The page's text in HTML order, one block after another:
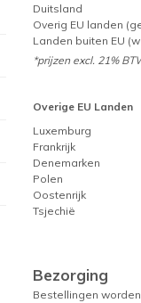
Duitsland
Overig EU landen
Landen buiten EU
*prijzen excl. 21%
Overige EU Landen
Luxemburg
Frankrijk
Denemarken
Polen
Oostenrijk
Tsjechië
Bezorging
Bestellingen